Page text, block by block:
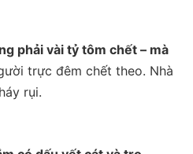
phải vài tỷ tôm chết – mà
trực đêm chết theo. Nhà
rụi.